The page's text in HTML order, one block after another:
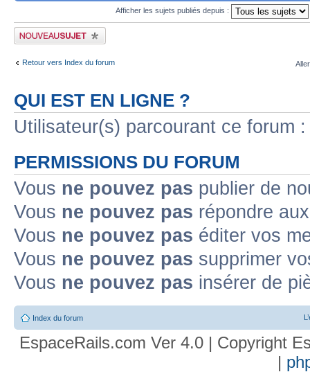
Afficher les sujets publiés depuis :
Publier un nouveau sujet
Retour vers Index du forum
QUI EST EN LIGNE ?
Utilisateur(s) parcourant ce forum
PERMISSIONS DU FORUM
Vous ne pouvez pas publier de
Vous ne pouvez pas répondre
Vous ne pouvez pas éditer vos
Vous ne pouvez pas supprimer
Vous ne pouvez pas insérer de
Index du forum
EspaceRails.com Ver 4.0 | Copyright
|